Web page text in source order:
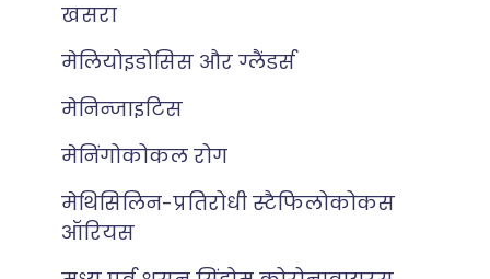
खसरा
मेलियोइडोसिस और ग्लैंडर्स
मेनिन्जाइटिस
मेनिंगोकोकल रोग
मेथिसिलिन-प्रतिरोधी स्टैफिलोकोकस
ऑरियस